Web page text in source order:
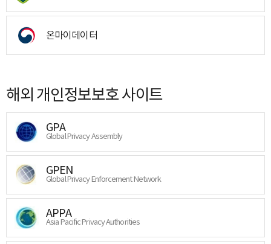
온마이데이터
해외 개인정보보호 사이트
GPA
Global Privacy Assembly
GPEN
Global Privacy Enforcement Network
APPA
Asia Pacific Privacy Authorities